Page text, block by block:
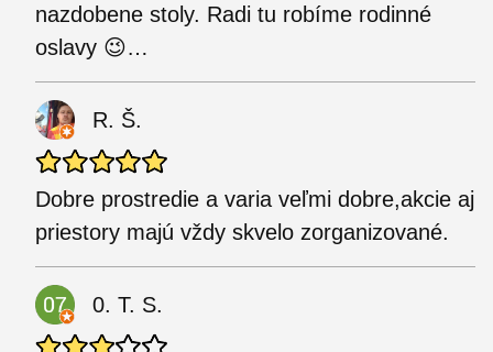
nazdobene stoly. Radi tu robíme rodinné
oslavy 😉…
R. Š.
Dobre prostredie a varia veľmi dobre,akcie aj
priestory majú vždy skvelo zorganizované.
0. T. S.